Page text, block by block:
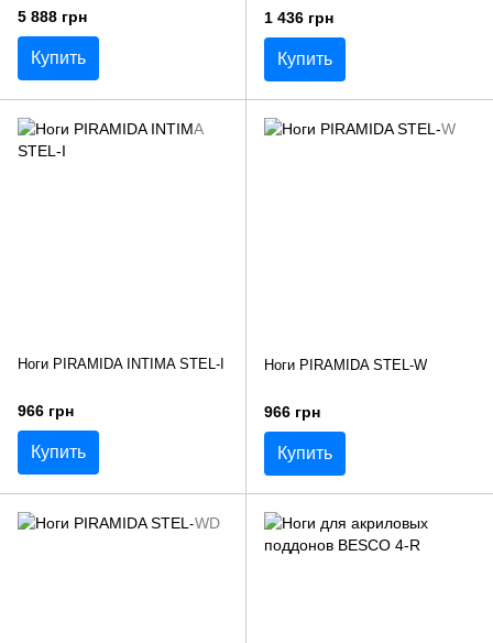
5 888 грн
Купить
1 436 грн
Купить
Ноги PIRAMIDA INTIMA STEL-I
966 грн
Купить
Ноги PIRAMIDA STEL-W
966 грн
Купить